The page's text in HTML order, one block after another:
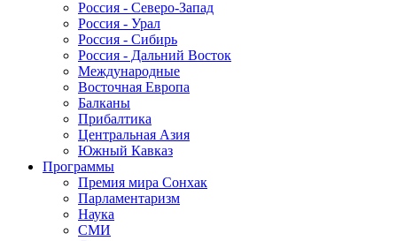
Россия - Северо-Запад
Россия - Урал
Россия - Сибирь
Россия - Дальний Восток
Международные
Восточная Европа
Балканы
Прибалтика
Центральная Азия
Южный Кавказ
Программы
Премия мира Сонхак
Парламентаризм
Наука
СМИ